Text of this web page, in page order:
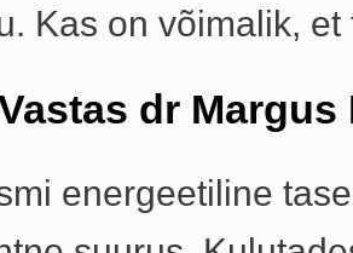
Kas on võimalik, et
dr Margus
energeetiline